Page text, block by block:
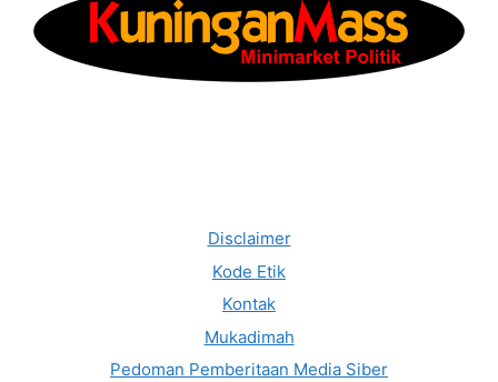
Disclaimer
Kode Etik
Kontak
Mukadimah
Pedoman Pemberitaan Media Siber